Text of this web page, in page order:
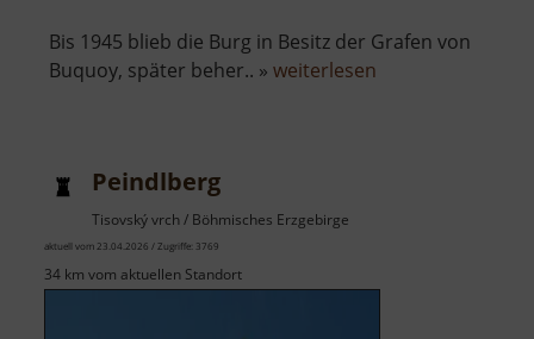
Bis 1945 blieb die Burg in Besitz der Grafen von
Buquoy, später beher.. » weiterlesen
Peindlberg
Tisovský vrch / Böhmisches Erzgebirge
aktuell vom 23.04.2026 / Zugriffe: 3769
34 km vom aktuellen Standort